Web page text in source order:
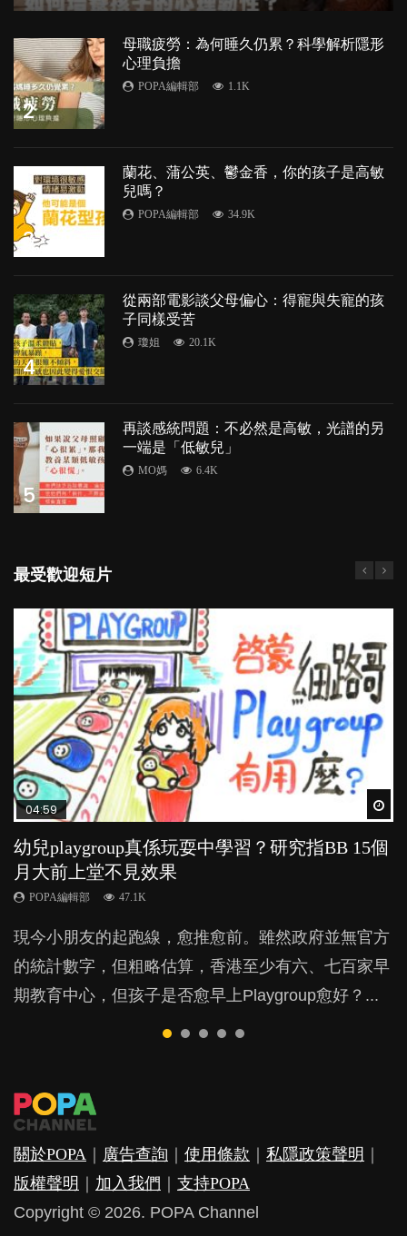
2
母職疲勞：為何睡久仍累？科學解析隱形
心理負擔
POPA編輯部 1.1K
3
蘭花、蒲公英、鬱金香，你的孩子是高敏
兒嗎？
POPA編輯部 34.9K
4
從兩部電影談父母偏心：得寵與失寵的孩
子同樣受苦
瓊姐 20.1K
5
再談感統問題：不必然是高敏，光譜的另
一端是「低敏兒」
MO媽 6.4K
最受歡迎短片
04:59
幼兒playgroup真係玩耍中學習？研究指BB 15個
月大前上堂不見效果
POPA編輯部 47.1K
現今小朋友的起跑線，愈推愈前。雖然政府並無官方
的統計數字，但粗略估算，香港至少有六、七百家早
期教育中心，但孩子是否愈早上Playgroup愈好？...
03:39
幼稚園遊戲課 如何刺激幼兒自發學習取代獎勵
與懲罰？
POPA編輯部 33.1K
由美國學者所創的 tools of the mind 課程，學生以遊
戲方式學習，學術能力和自制能力亦明顯比其他小朋
友優勝，到底這課程有何特別之處？...
04:06
全職好？在職好？｜全職媽媽與在職媽媽的壓
力與價值
POPA編輯部 25.8K
許多媽媽心底可能都有一刻掙扎過：究竟全職好，還
是在職好。雖說每個家庭都有自己的獨特狀況和考慮
因素，但原來全職和在職媽媽所養育的子女其實都各
03:02
老公患產後憂鬱症對BB的影響
POPA編輯部 15.9K
鬱，影響日常生活，嚴重的甚至會有自殺，或傷害小
朋友的念頭。但為何爸爸患上產後抑鬱往往難以察
覺？...
04:18
凡事以BB為中心，就係好爸媽？｜別忽視父母
的身心虛耗
POPA編輯部 31.5K
父母日夜無間、身心俱疲地照顧BB，如何做到正向
教養？部份父母更會為了小朋友放棄自己的嗜好、減
少出席朋友聚會等等，你以為會換來美好的親子關
係，有助小朋友成長，但原來父母身心虛耗對孩子的
關於POPA 廣告查詢 使用條款 私隱政策聲明
版權聲明
加入我們
支持POPA
Copyright © 2026. POPA Channel